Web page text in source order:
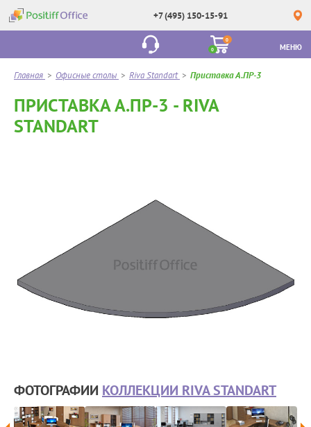
+7 (495) 150-15-91
0
0
МЕНЮ
Главная > Офисные столы > Riva Standart > Приставка А.ПР-3
ПРИСТАВКА А.ПР-3 - RIVA
STANDART
ФОТОГРАФИИ КОЛЛЕКЦИИ RIVA STANDART